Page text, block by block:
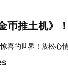
币推土机》！
的世界！放松心